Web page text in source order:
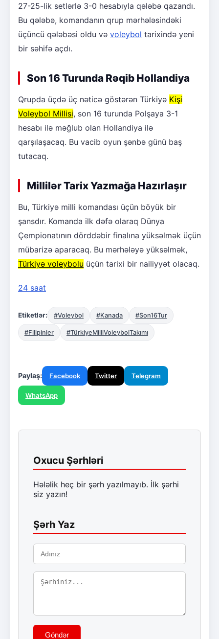
27-25-lik setlərlə 3-0 hesabıyla qələbə qazandı.
Bu qələbə, komandanın qrup mərhələsindəki
üçüncü qələbəsi oldu və voleybol tarixində yeni
bir səhifə açdı.
Son 16 Turunda Rəqib Hollandiya
Qrupda üçdə üç nəticə göstərən Türkiyə Kişi
Voleybol Millisi, son 16 turunda Polşaya 3-1
hesabı ilə məğlub olan Hollandiya ilə
qarşılaşacaq. Bu vacib oyun şənbə günü baş
tutacaq.
Millilər Tarix Yazmağa Hazırlaşır
Bu, Türkiyə milli komandası üçün böyük bir
şansdır. Komanda ilk dəfə olaraq Dünya
Çempionatının dörddəbir finalına yüksəlmək üçün
mübarizə aparacaq. Bu mərhələyə yüksəlmək,
Türkiyə voleybolu üçün tarixi bir nailiyyət olacaq.
24 saat
Etiketlər: #Voleybol #Kanada #Son16Tur
#Filipinler #TürkiyeMilliVoleybolTakımı
Paylaş: Facebook Twitter Telegram
WhatsApp
Oxucu Şərhləri
Hələlik heç bir şərh yazılmayıb. İlk şərhi
siz yazın!
Şərh Yaz
Göndər